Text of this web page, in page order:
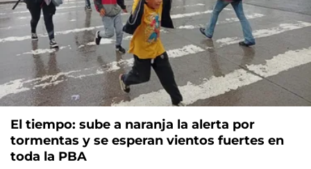
El tiempo: sube a naranja la alerta por
tormentas y se esperan vientos fuertes en
toda la PBA